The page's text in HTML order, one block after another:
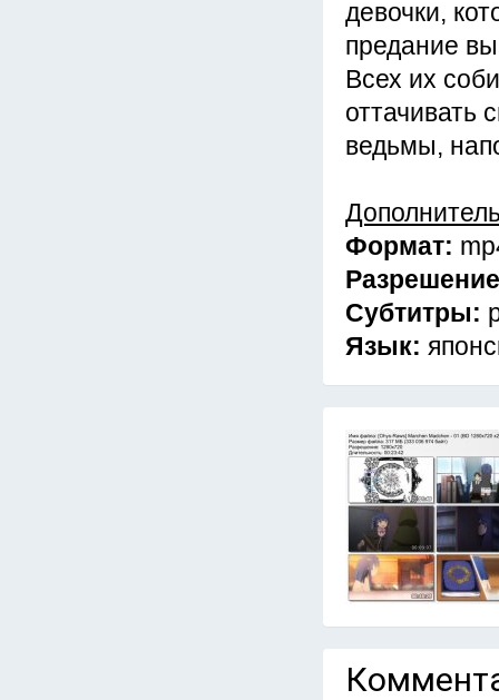
девочки,
предание
Всех их
оттачивать
ведьмы,
Формат:
Субтитры:
Язык: